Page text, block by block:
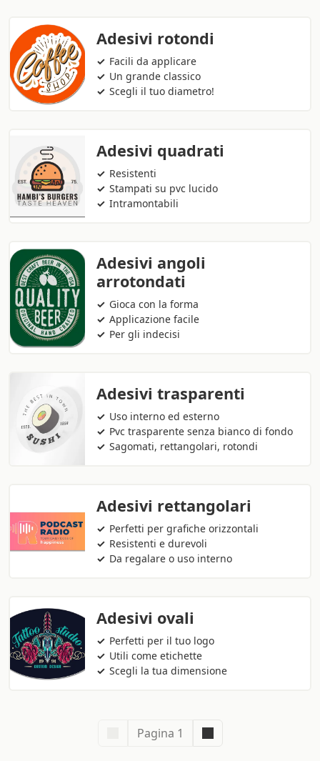
Adesivi rotondi
Facili da applicare
Un grande classico
Scegli il tuo diametro!
Adesivi quadrati
Resistenti
Stampati su pvc lucido
Intramontabili
Adesivi angoli
arrotondati
Gioca con la forma
Applicazione facile
Per gli indecisi
Adesivi trasparenti
Uso interno ed esterno
Pvc trasparente senza bianco di fondo
Sagomati, rettangolari, rotondi
Adesivi rettangolari
Perfetti per grafiche orizzontali
Resistenti e durevoli
Da regalare o uso interno
Adesivi ovali
Perfetti per il tuo logo
Utili come etichette
Scegli la tua dimensione
Pagina 1